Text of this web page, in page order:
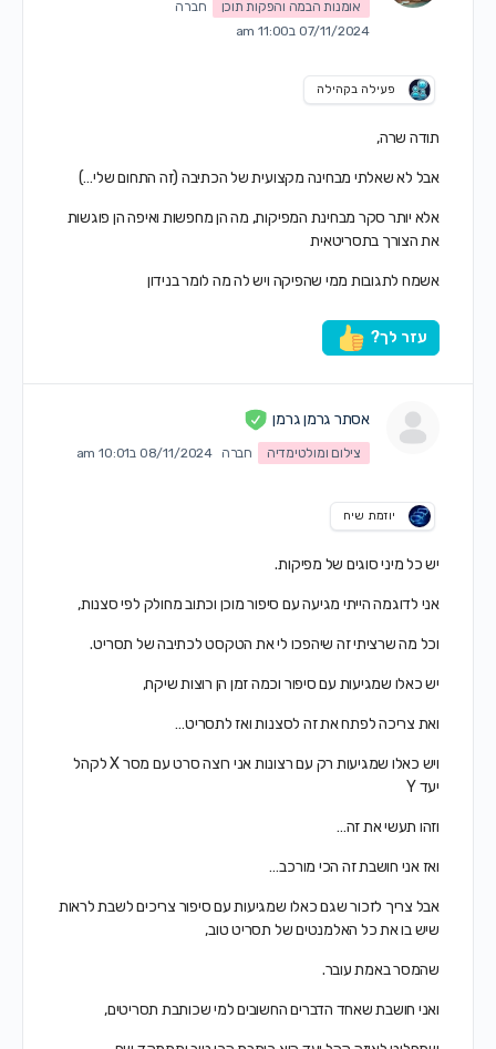
אומנות הבמה והפקות תוכן
חברה
07/11/2024 ב11:00 am
פעילה בקהילה
תודה שרה,
אבל לא שאלתי מבחינה מקצועית של הכתיבה (זה התחום שלי…)
אלא יותר סקר מבחינת המפיקות, מה הן מחפשות ואיפה הן פוגשות
את הצורך בתסריטאית
אשמח לתגובות ממי שהפיקה ויש לה מה לומר בנידון
עזר לך?
אסתר גרמן גרמן
צילום ומולטימדיה חברה 08/11/2024 ב10:01 am
יוזמת שיח
יש כל מיני סוגים של מפיקות.
אני לדוגמה הייתי מגיעה עם סיפור מוכן וכתוב מחולק לפי סצנות,
וכל מה שרציתי זה שיהפכו לי את הטקסט לכתיבה של תסריט.
יש כאלו שמגיעות עם סיפור וכמה זמן הן רוצות שיקח,
ואת צריכה לפתח את זה לסצנות ואז לתסריט…
ויש כאלו שמגיעות רק עם רצונות אני רוצה סרט עם מסר X לקהל
יעד Y
וזהו תעשי את זה…
ואז אני חושבת זה הכי מורכב…
אבל צריך לזכור שגם כאלו שמגיעות עם סיפור צריכים לשבת לראות
שיש בו את כל האלמנטים של תסריט טוב,
שהמסר באמת עובר.
ואני חושבת שאחד הדברים החשובים למי שכותבת תסריטים,